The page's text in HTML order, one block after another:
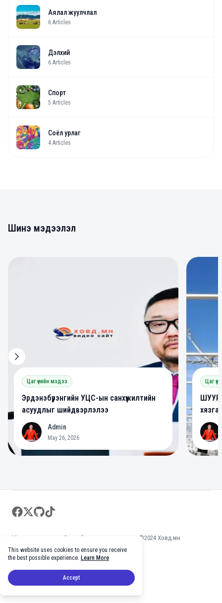
Аялал жуулчлал
6 Articles
Дэлхий
6 Articles
Спорт
5 Articles
Соёл урлаг
4 Articles
Шинэ мэдээлэл
Цаг үеийн мэдээ
Эрдэнэбүрэнгийн УЦС-ын санхүүжилтийн
асуудлыг шийдвэрлэлээ
A Admin
May 26, 2026
Цаг
A
facebook
twittergithubtiktok
Мэдээлэл зөвшөөрөлгүй хуулбарлахыг хориглоно ©2024 Ховд.мн
This website uses cookies to ensure you receive
the best possible experience. Learn More
Accept